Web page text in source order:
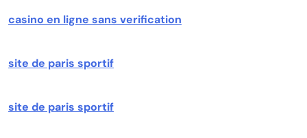
casino en ligne sans verification
site de paris sportif
site de paris sportif